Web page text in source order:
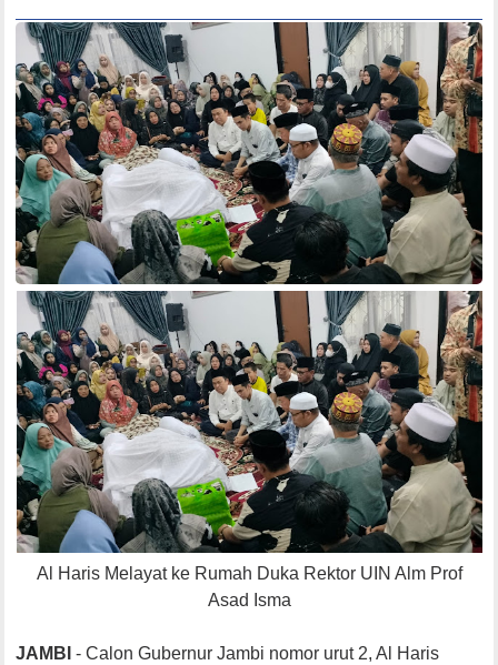
Al Haris Melayat ke Rumah Duka Rektor UIN Alm Prof
Asad Isma
JAMBI - Calon Gubernur Jambi nomor urut 2, Al Haris